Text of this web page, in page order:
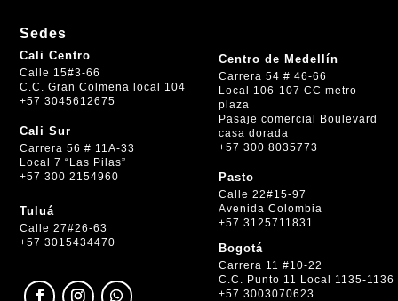
Sedes
Cali Centro
Calle 15#3-66
C.C. Gran Colmena local 104
+57 3045612675
Cali Sur
Carrera 56 # 11A-33
Local 7 “Las Pilas”
+57 300 2154960
Tuluá
Calle 27#26-63
+57 3015434470
Centro de Medellín
Carrera 54 # 46-66
Local 106-107 CC metro
plaza
Pasaje comercial Boulevard
casa dorada
+57 300 8035773
Pasto
Calle 22#15-97
Avenida Colombia
+57 3125711831
Bogotá
Carrera 11 #10-22
C.C. Punto 11 Local 1135-1136
+57 3003070623